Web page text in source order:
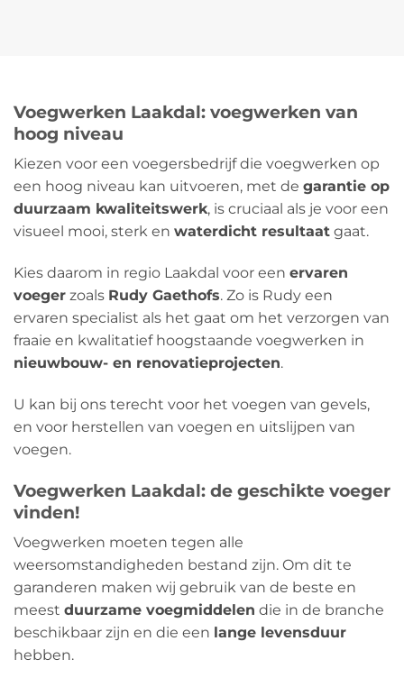
Voegwerken Laakdal: voegwerken van
hoog niveau
Kiezen voor een voegersbedrijf die voegwerken op
een hoog niveau kan uitvoeren, met de garantie op
duurzaam kwaliteitswerk, is cruciaal als je voor een
visueel mooi, sterk en waterdicht resultaat gaat.
Kies daarom in regio Laakdal voor een ervaren
voeger zoals Rudy Gaethofs. Zo is Rudy een
ervaren specialist als het gaat om het verzorgen van
fraaie en kwalitatief hoogstaande voegwerken in
nieuwbouw- en renovatieprojecten.
U kan bij ons terecht voor het voegen van gevels,
en voor herstellen van voegen en uitslijpen van
voegen.
Voegwerken Laakdal: de geschikte voeger
vinden!
Voegwerken moeten tegen alle
weersomstandigheden bestand zijn. Om dit te
garanderen maken wij gebruik van de beste en
meest duurzame voegmiddelen die in de branche
beschikbaar zijn en die een lange levensduur
hebben.